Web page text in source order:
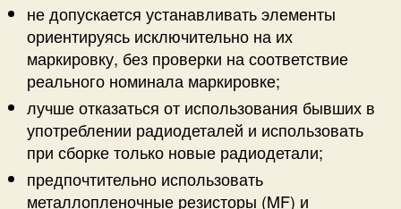
не допускается устанавливать элементы
ориентируясь исключительно на их
маркировку, без проверки на соответствие
реального номинала маркировке;
лучше отказаться от использования бывших в
употреблении радиодеталей и использовать
при сборке только новые радиодетали;
предпочтительно использовать
металлопленочные резисторы (MF) и